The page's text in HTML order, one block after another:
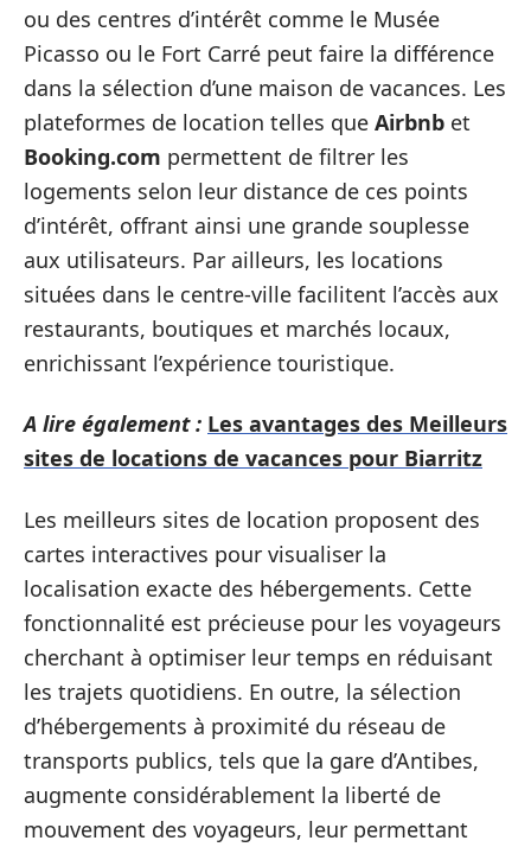
ou des centres d’intérêt comme le Musée
Picasso ou le Fort Carré peut faire la différence
dans la sélection d’une maison de vacances. Les
plateformes de location telles que Airbnb et
Booking.com permettent de filtrer les
logements selon leur distance de ces points
d’intérêt, offrant ainsi une grande souplesse
aux utilisateurs. Par ailleurs, les locations
situées dans le centre-ville facilitent l’accès aux
restaurants, boutiques et marchés locaux,
enrichissant l’expérience touristique.
A lire également : Les avantages des Meilleurs
sites de locations de vacances pour Biarritz
Les meilleurs sites de location proposent des
cartes interactives pour visualiser la
localisation exacte des hébergements. Cette
fonctionnalité est précieuse pour les voyageurs
cherchant à optimiser leur temps en réduisant
les trajets quotidiens. En outre, la sélection
d’hébergements à proximité du réseau de
transports publics, tels que la gare d’Antibes,
augmente considérablement la liberté de
mouvement des voyageurs, leur permettant